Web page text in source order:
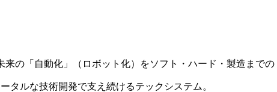
来の「自動化」（ロボット化）をソフト・ハード・製造までの
ータルな技術開発で支え続けるテックシステム。